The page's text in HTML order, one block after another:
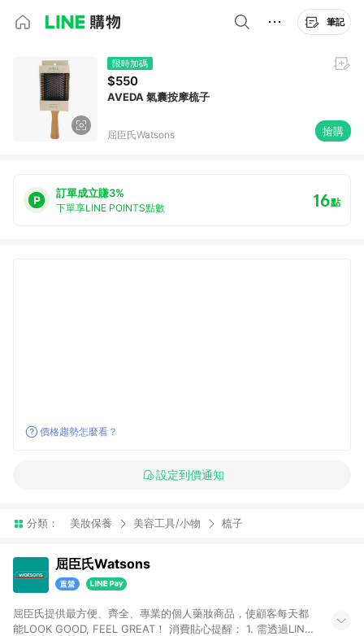
筆記
限時加碼
$550
AVEDA 氣囊按摩梳子
屈臣氏Watsons 搶購
訂單成立賺3%
下單享LINE POINTS點數 16點
價格趨勢怎麼看？
設定到價通知
分類： 美妝保養 美容工具/小物 梳子
屈臣氏Watsons
屈臣氏提供最方便、齊全、專業的個人藥妝商品，使顧客每天都
能LOOK GOOD, FEEL GREAT！ 消費貼心提醒： 1. 需透過LINE